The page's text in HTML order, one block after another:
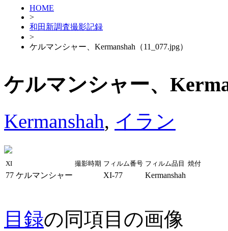
HOME
>
和田新調査撮影記録
>
ケルマンシャー、Kermanshah（11_077.jpg）
ケルマンシャー、
Kermanshah, イラン
XI 撮影時期 フィルム番号 フィルム品目 焼付
77 ケルマンシャー XI-77 Kermanshah
目録の同項目の画像